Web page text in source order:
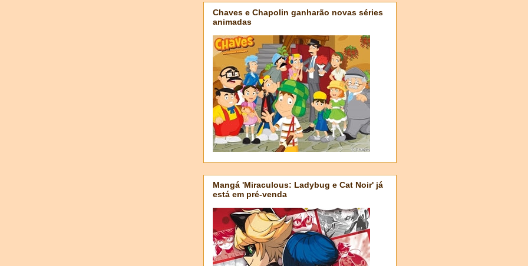
Chaves e Chapolin ganharão novas séries
animadas
Mangá 'Miraculous: Ladybug e Cat Noir' já
está em pré-venda